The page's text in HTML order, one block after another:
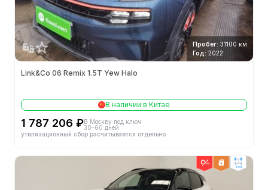
Пробег: 31100 км
Год: 2022
Link&Co 06 Remix 1.5T Yew Halo
В наличии в Китае
1 787 206 ₽В Москву под ключ
30-60 дней
утилизационный сбор расчитывается отдельно
2wd